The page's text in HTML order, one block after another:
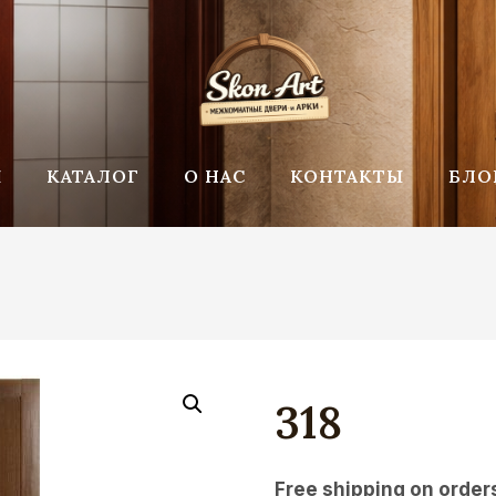
КАТАЛОГ О НАС КОНТАКТЫ
318
Free shipping on